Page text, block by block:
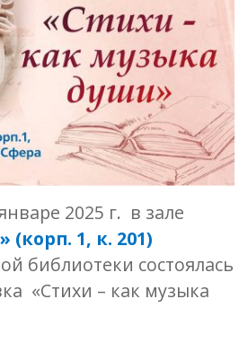
2025 г. в зале
1, к. 201)
библиотеки состоялась
«Стихи – как музыка